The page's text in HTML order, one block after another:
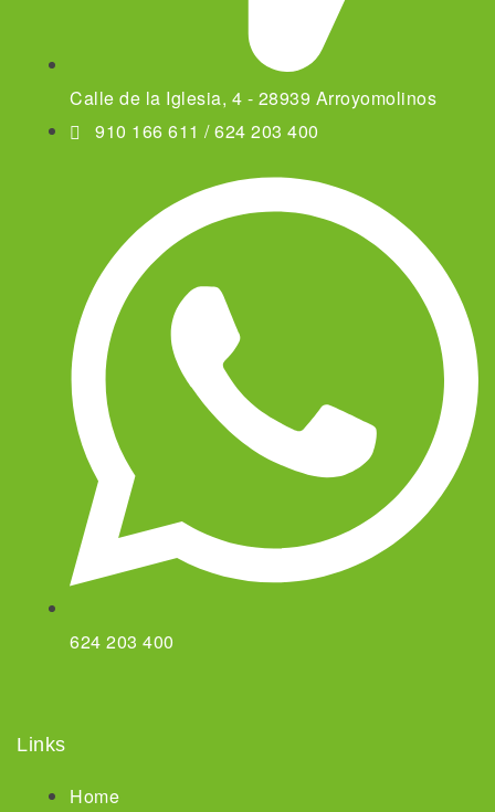
Calle de la Iglesia, 4 - 28939 Arroyomolinos
910 166 611 / 624 203 400
624 203 400
Links
Home